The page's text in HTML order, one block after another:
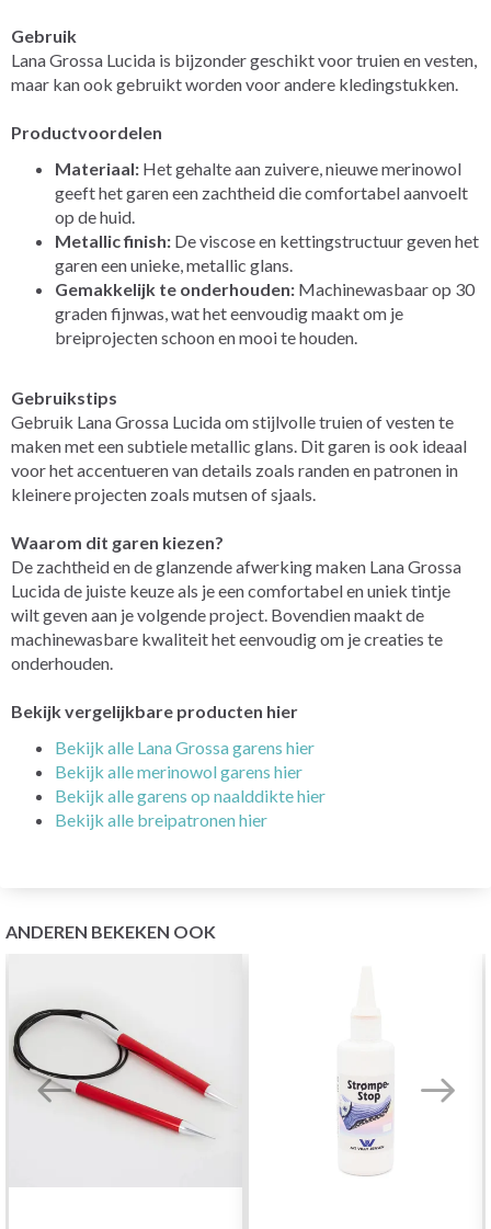
Gebruik
Lana Grossa Lucida is bijzonder geschikt voor truien en vesten,
maar kan ook gebruikt worden voor andere kledingstukken.
Productvoordelen
Materiaal: Het gehalte aan zuivere, nieuwe merinowol
geeft het garen een zachtheid die comfortabel aanvoelt
op de huid.
Metallic finish: De viscose en kettingstructuur geven het
garen een unieke, metallic glans.
Gemakkelijk te onderhouden: Machinewasbaar op 30
graden fijnwas, wat het eenvoudig maakt om je
breiprojecten schoon en mooi te houden.
Gebruikstips
Gebruik Lana Grossa Lucida om stijlvolle truien of vesten te
maken met een subtiele metallic glans. Dit garen is ook ideaal
voor het accentueren van details zoals randen en patronen in
kleinere projecten zoals mutsen of sjaals.
Waarom dit garen kiezen?
De zachtheid en de glanzende afwerking maken Lana Grossa
Lucida de juiste keuze als je een comfortabel en uniek tintje
wilt geven aan je volgende project. Bovendien maakt de
machinewasbare kwaliteit het eenvoudig om je creaties te
onderhouden.
Bekijk vergelijkbare producten hier
Bekijk alle Lana Grossa garens hier
Bekijk alle merinowol garens hier
Bekijk alle garens op naalddikte hier
Bekijk alle breipatronen hier
ANDEREN BEKEKEN OOK